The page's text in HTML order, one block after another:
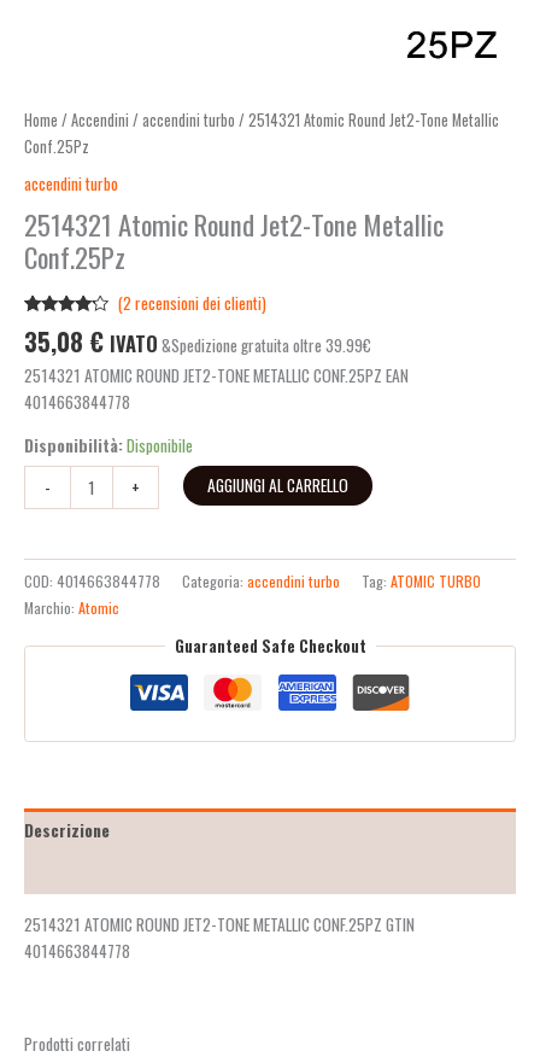
Home / Accendini / accendini turbo / 2514321 Atomic Round Jet2-Tone Metallic
Conf.25Pz
accendini turbo
2514321 Atomic Round Jet2-Tone Metallic
Conf.25Pz
4.00
su
5 su
base di
(2 recensioni dei clienti)
35,08 € IVATO &Spedizione gratuita oltre 39.99€
2514321 ATOMIC ROUND JET2-TONE METALLIC CONF.25PZ EAN
4014663844778
Disponibilità:Disponibile
-
+ AGGIUNGI AL CARRELLO
COD: 4014663844778 Categoria: accendini turbo Tag: ATOMIC TURBO
Marchio: Atomic
Guaranteed Safe Checkout
Descrizione
2514321 ATOMIC ROUND JET2-TONE METALLIC CONF.25PZ GTIN
4014663844778
Prodotti correlati